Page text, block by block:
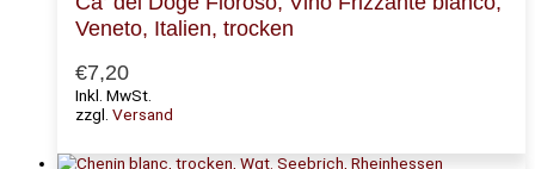
Veneto, Italien, trocken
€7,20
Inkl. MwSt.
zzgl. Versand